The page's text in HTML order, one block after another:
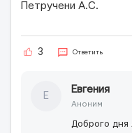
Петручени А.С.
3 Ответить
Е
Евгения
Аноним
Доброго дня